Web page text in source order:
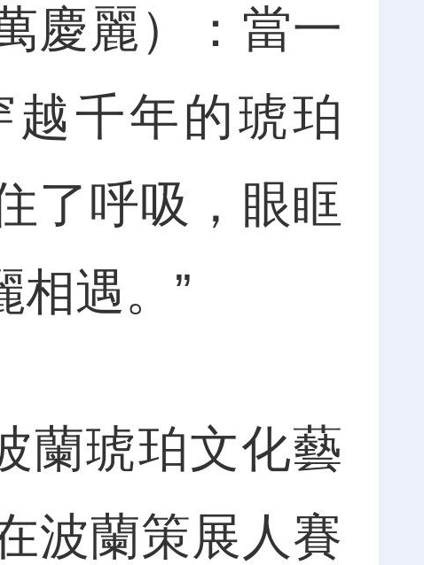
麗）：當一
千年的琥珀
了呼吸，眼眶
相遇。”
琥珀文化藝
波蘭策展人賽